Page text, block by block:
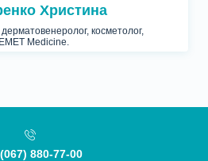
Христина
дерматовенеролог, косметолог,
Medicine.
880-77-00